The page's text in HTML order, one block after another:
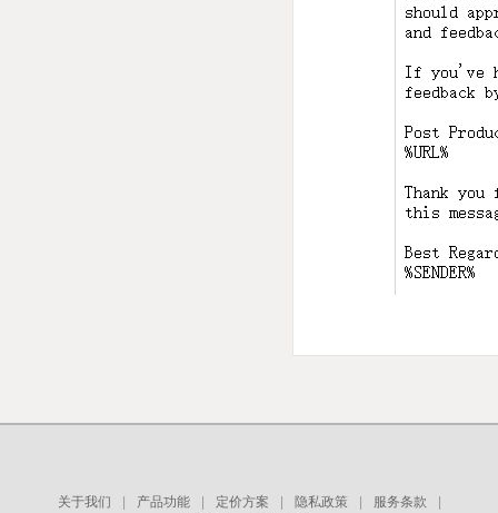
关于我们 产品功能 定价方案 隐私政策 服务条款